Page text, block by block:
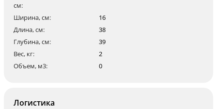
см:
Ширина, см:
16
Длина, см:
38
Глубина, см:
39
Вес, кг:
2
Объем, м3:
0
Логистика